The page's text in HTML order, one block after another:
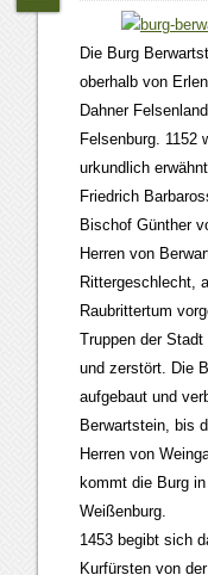
Die Burg
oberhalb von
Dahner
Felsenburg. 1152
urkundlich
Friedrich
Bischof Günther
Herren von
Rittergeschlecht,
Raubrittertum
Truppen der
und zerstört. Die
aufgebaut und
Berwartstein, bis
Herren von
kommt die Burg
Weißenburg.
1453 begibt sich
Kurfürsten von